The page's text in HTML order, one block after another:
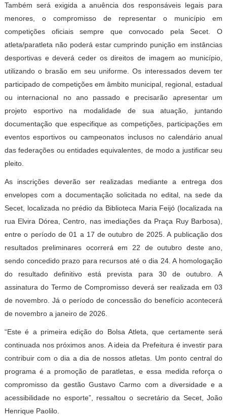
Também será exigida a anuência dos responsáveis legais para
menores, o compromisso de representar o município em
competições oficiais sempre que convocado pela Secet. O
atleta/paratleta não poderá estar cumprindo punição em instâncias
desportivas e deverá ceder os direitos de imagem ao município,
utilizando o brasão em seu uniforme. Os interessados devem ter
participado de competições em âmbito municipal, regional, estadual
ou internacional no ano passado e precisarão apresentar um
projeto esportivo na modalidade de sua atuação, juntando
documentação que especifique as competições, participações em
eventos esportivos ou campeonatos inclusos no calendário anual
das federações ou entidades equivalentes, de modo a justificar seu
pleito.
As inscrições deverão ser realizadas mediante a entrega dos
envelopes com a documentação solicitada no edital, na sede da
Secet, localizada no prédio da Biblioteca Maria Feijó (localizada na
rua Elvira Dórea, Centro, nas imediações da Praça Ruy Barbosa),
entre o período de 01 a 17 de outubro de 2025. A publicação dos
resultados preliminares ocorrerá em 22 de outubro deste ano,
sendo concedido prazo para recursos até o dia 24. A homologação
do resultado definitivo está prevista para 30 de outubro. A
assinatura do Termo de Compromisso deverá ser realizada em 03
de novembro. Já o período de concessão do benefício acontecerá
de novembro a janeiro de 2026.
“Este é a primeira edição do Bolsa Atleta, que certamente será
continuada nos próximos anos. A ideia da Prefeitura é investir para
contribuir com o dia a dia de nossos atletas. Um ponto central do
programa é a promoção de paratletas, e essa medida reforça o
compromisso da gestão Gustavo Carmo com a diversidade e a
acessibilidade no esporte”, ressaltou o secretário da Secet, João
Henrique Paolilo.